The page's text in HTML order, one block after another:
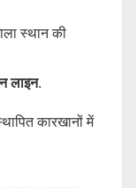
स्थान की
लाइन.
कारखानों में